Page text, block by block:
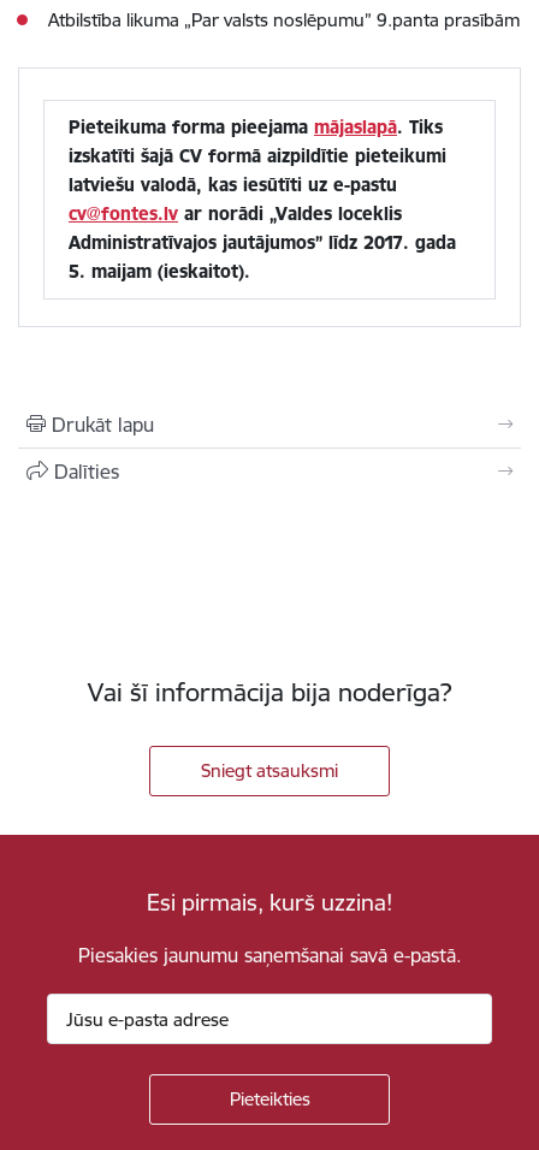
Atbilstība likuma „Par valsts noslēpumu” 9.panta prasībām
Pieteikuma forma pieejama mājaslapā. Tiks
izskatīti šajā CV formā aizpildītie pieteikumi
latviešu valodā, kas iesūtīti uz e-pastu
cv@fontes.lv ar norādi „Valdes loceklis
Administratīvajos jautājumos” līdz 2017. gada
5. maijam (ieskaitot).
Drukāt lapu
Dalīties
Vai šī informācija bija noderīga?
Sniegt atsauksmi
Esi pirmais, kurš uzzina!
Piesakies jaunumu saņemšanai savā e-pastā.